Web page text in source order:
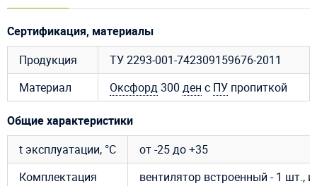
Сертификация, материалы
Продукция
ТУ 2293-001-742309159676-2011
Материал
Оксфорд300 ден с ПУ пропиткой
Общие характеристики
t эксплуатации, °C
от -25 до +35
Комплектация
вентилятор встроенный - 1 шт.,